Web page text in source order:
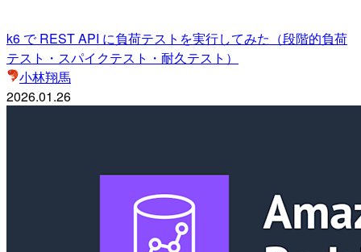
k6 で REST API に負荷テストを実行してみた（段階的負荷
テスト・スパイクテスト・耐久テスト）
小林翔馬
2026.01.26